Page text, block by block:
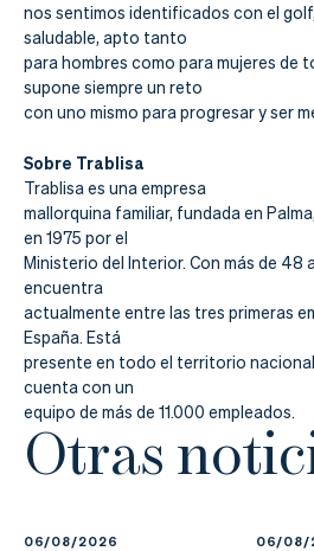
nos sentimos identificados con el
saludable, apto tanto
para hombres como para mujeres de
supone siempre un reto
con uno mismo para progresar y ser
Sobre Trablisa
Trablisa es una empresa
mallorquina familiar, fundada en
en 1975 por el
Ministerio del Interior. Con más de 48
encuentra
actualmente entre las tres primeras
España. Está
presente en todo el territorio
cuenta con un
equipo de más de 11.000 empleados.
Otras
06/08/2026 06/08/